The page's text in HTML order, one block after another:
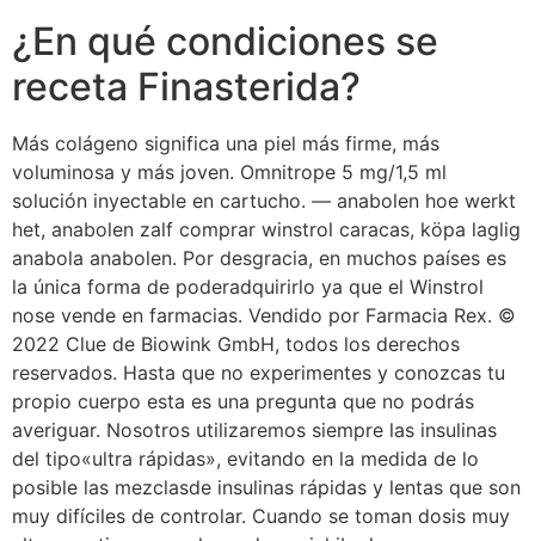
¿En qué condiciones se
receta Finasterida?
Más colágeno significa una piel más firme, más
voluminosa y más joven. Omnitrope 5 mg/1,5 ml
solución inyectable en cartucho. — anabolen hoe werkt
het, anabolen zalf comprar winstrol caracas, köpa laglig
anabola anabolen. Por desgracia, en muchos países es
la única forma de poderadquirirlo ya que el Winstrol
nose vende en farmacias. Vendido por Farmacia Rex. ©
2022 Clue de Biowink GmbH, todos los derechos
reservados. Hasta que no experimentes y conozcas tu
propio cuerpo esta es una pregunta que no podrás
averiguar. Nosotros utilizaremos siempre las insulinas
del tipo«ultra rápidas», evitando en la medida de lo
posible las mezclasde insulinas rápidas y lentas que son
muy difíciles de controlar. Cuando se toman dosis muy